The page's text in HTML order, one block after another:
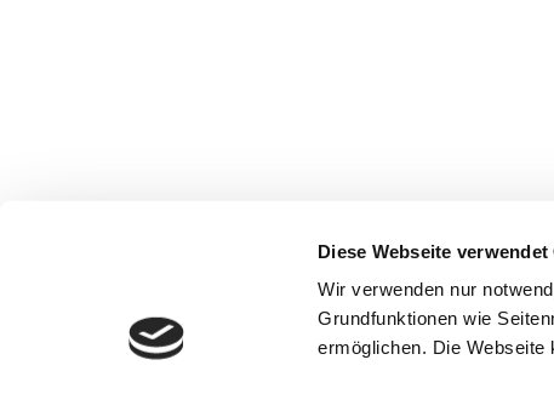
Diese Webseite verwendet
Wir verwenden nur
Grundfunktionen wie
ermöglichen. Die Webseite